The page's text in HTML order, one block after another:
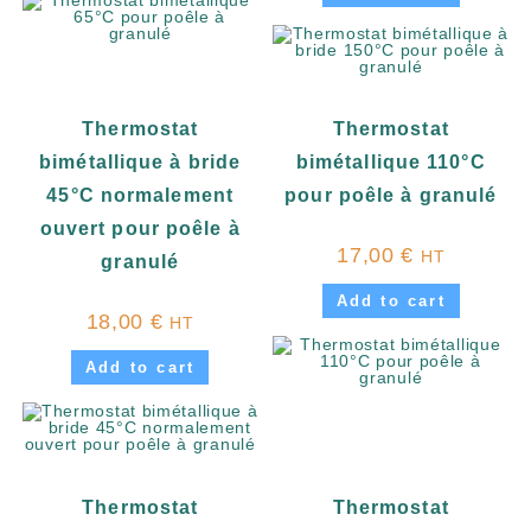
Thermostat
bimétallique à bride
45°C normalement
ouvert pour poêle à
granulé
18,00 € HT
Add to cart
Thermostat
bimétallique 110°C
pour poêle à granulé
17,00€ HT
Add to cart
Thermostat
Thermostat